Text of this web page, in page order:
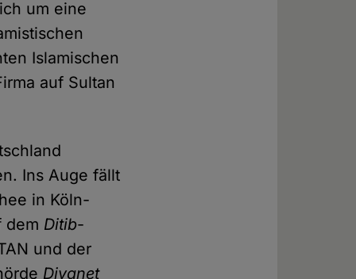
um eine
Islamischen
auf Sultan
Ins Auge fällt
in Köln-
dem Ditib-
und der
Diyanet